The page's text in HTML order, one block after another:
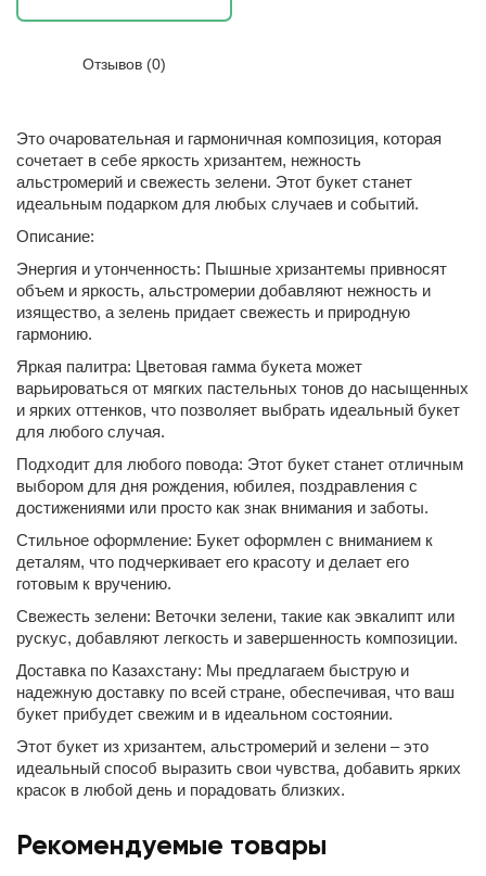
Отзывов (0)
Это очаровательная и гармоничная композиция, которая
сочетает в себе яркость хризантем, нежность
альстромерий и свежесть зелени. Этот букет станет
идеальным подарком для любых случаев и событий.
Описание:
Энергия и утонченность: Пышные хризантемы привносят
объем и яркость, альстромерии добавляют нежность и
изящество, а зелень придает свежесть и природную
гармонию.
Яркая палитра: Цветовая гамма букета может
варьироваться от мягких пастельных тонов до насыщенных
и ярких оттенков, что позволяет выбрать идеальный букет
для любого случая.
Подходит для любого повода: Этот букет станет отличным
выбором для дня рождения, юбилея, поздравления с
достижениями или просто как знак внимания и заботы.
Стильное оформление: Букет оформлен с вниманием к
деталям, что подчеркивает его красоту и делает его
готовым к вручению.
Свежесть зелени: Веточки зелени, такие как эвкалипт или
рускус, добавляют легкость и завершенность композиции.
Доставка по Казахстану: Мы предлагаем быструю и
надежную доставку по всей стране, обеспечивая, что ваш
букет прибудет свежим и в идеальном состоянии.
Этот букет из хризантем, альстромерий и зелени – это
идеальный способ выразить свои чувства, добавить ярких
красок в любой день и порадовать близких.
Рекомендуемые товары